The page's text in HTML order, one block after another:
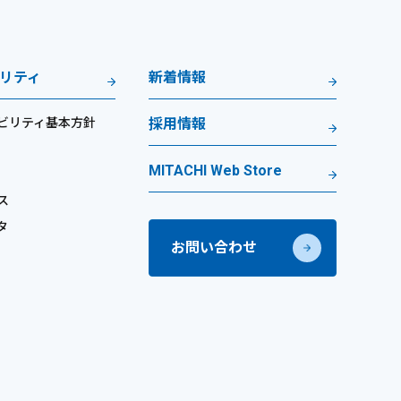
ティ
リティ基本方針
新着情報
採用情報
MITACHI Web Store
お問い合わせ